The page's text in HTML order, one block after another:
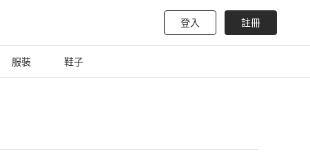
登入 註冊
服裝 鞋子